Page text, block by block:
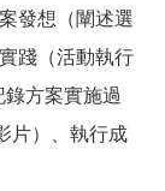
發想（闡述選
踐（活動執行
方案實施過
片）、執行成